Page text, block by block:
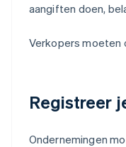
aangiften doen,
Verkopers moeten
Registreer
Ondernemingen